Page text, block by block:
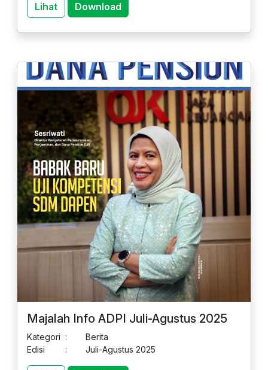
Lihat Download
Majalah Info ADPI Juli-Agustus 2025
Kategori :
Berita
Edisi
: Juli-Agustus 2025